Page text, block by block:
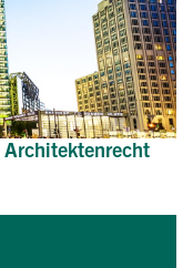
Architektenrecht